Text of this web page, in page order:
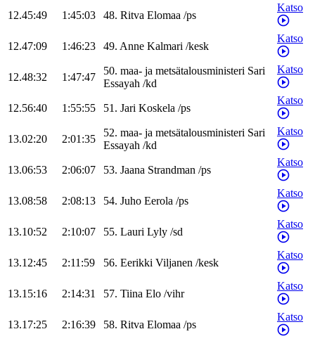
12.45:49 1:45:03 48. Ritva Elomaa /ps
Katso
12.47:09 1:46:23 49. Anne Kalmari /kesk
Katso
12.48:32 1:47:47
50. maa- ja metsätalousministeri Sari
Essayah /kd
Katso
12.56:40 1:55:55 51. Jari Koskela /ps
Katso
13.02:20 2:01:35
52. maa- ja metsätalousministeri Sari
Essayah /kd
Katso
13.06:53 2:06:07 53. Jaana Strandman /ps
Katso
13.08:58 2:08:13 54. Juho Eerola /ps
Katso
13.10:52 2:10:07 55. Lauri Lyly /sd
Katso
13.12:45 2:11:59 56. Eerikki Viljanen /kesk
Katso
13.15:16 2:14:31 57. Tiina Elo /vihr
Katso
13.17:25 2:16:39 58. Ritva Elomaa /ps
Katso